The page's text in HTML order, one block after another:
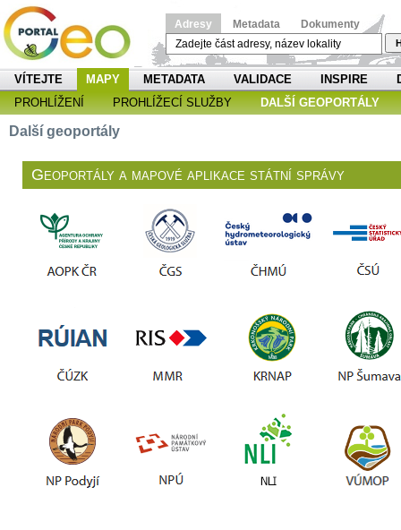
Adresy Metadata Dokumenty
VÍTEJTE MAPY METADATA VALIDACE INSPIRE
PROHLÍŽENÍ
PROHLÍŽECÍ SLUŽBY DALŠÍ GEOPORTÁLY
Další geoportály
Geoportály a mapové aplikace státní správy